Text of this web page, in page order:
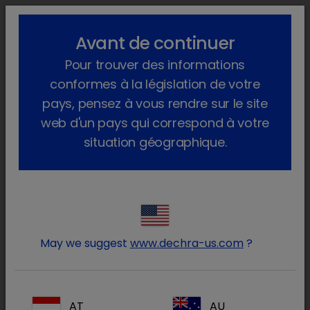
lock_outline search menu
Produits Pharmaceutiques
Porc Sur ordonnance
lockConnectez-vous à votre
Avant de continuer
Pour trouver des informations
conformes à la législation de votre
pays, pensez à vous rendre sur le site
web d'un pays qui correspond à votre
situation géographique.
May we suggest www.dechra-us.com ?
AT AU